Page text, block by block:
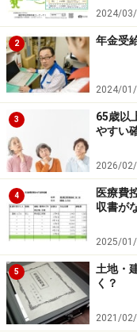
2024/03/
2 年金受
2024/
3
65歳以
やすい
2026/
4
医療費
収書が
2025/
5
土地・
く？
2021/